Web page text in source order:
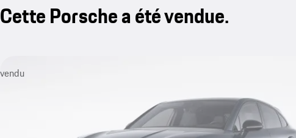
Cette Porsche a été vendue.
vendu